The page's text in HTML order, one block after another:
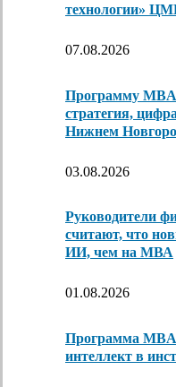
технологии»
07.08.2026
Программу MBA
стратегия,
Нижнем
03.08.2026
Руководители
считают, что
ИИ, чем на МВА
01.08.2026
Программа
интеллект в